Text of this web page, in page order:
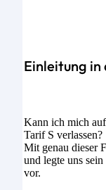
Einleitung
Kann ich mich
Tarif S verlassen?
Mit genau dieser
und legte uns
vor.